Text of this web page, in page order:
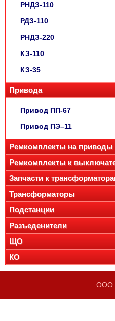
РНДЗ-110
РДЗ-110
РНДЗ-220
КЗ-110
КЗ-35
Привода
Привод ПП-67
Привод ПЭ–11
Ремкомплекты на приводы
Ремкомплекты к
Запчасти к
Трансформаторы
Подстанции
Разъеденители
ЩО
КО
ООО